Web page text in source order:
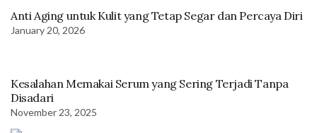
Anti Aging untuk Kulit yang Tetap Segar dan Percaya Diri
January 20, 2026
Kesalahan Memakai Serum yang Sering Terjadi Tanpa
Disadari
November 23, 2025